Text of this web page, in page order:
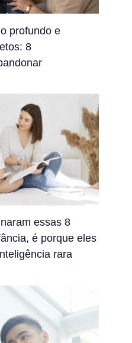
profundo e
8
essas 8
é porque eles
rara